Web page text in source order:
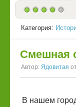
Категория:
Смешная
Автор: Ядовитая
В нашем